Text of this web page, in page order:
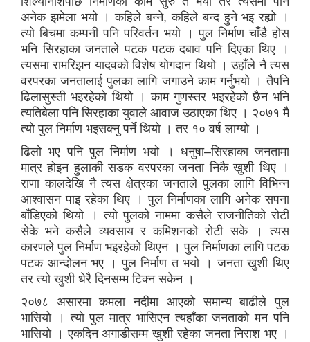
अनेक झमेला भयो । कहिले बन्ने, कहिले बन्द हुने भइ रह्यो ।
त्यो बिचमा कम्पनी पनि परिवर्तन भयो । पुल निर्माण चाँडै होस्
भनि सिरहाका जनताले पटक पटक दबाव पनि दिएका थिए ।
त्यसमा रामरिझन यादवको विशेष योगदान थियो । उहाँले नै त्यस
वरपरका जनतालाई पुलका लागि जगाउने काम गर्नुभयो । तैपनि
ढिलासुस्ती भइरहेको थियो । काम गुणस्तर भइरहेको छैन भनि
त्यतिबेला पनि सिरहाका युवाले आवाज उठाएका थिए । २०७१ मै
त्यो पुल निर्माण भइसक्नु पर्ने थियो । तर १० वर्ष लाग्यो ।
ढिलो भए पनि पुल निर्माण भयो । धनुषा–सिरहाका जनतामा
मात्र होइन हुलाकी सडक वरपरका जनता निकै खुशी थिए ।
राणा कालदेखि नै त्यस क्षेत्रका जनताले पुलका लागि विभिन्न
आश्वासन पाइ रहेका थिए । पुल निर्माणका लागि अनेक सपना
बाँडिएको थियो । त्यो पुलको नाममा कसैले राजनीतिको रोटी
सेके भने कसैले व्यवसाय र कमिशनको रोटी सके । त्यस
कारणले पुल निर्माण भइरहेको थिएन । पुल निर्माणका लागि पटक
पटक आन्दोलन भए । पुल निर्माण त भयो । जनता खुशी थिए
तर त्यो खुशी धेरै दिनसम्म टिक्न सकेन ।
२०७८ असारमा कमला नदीमा आएको समान्य बाढीले पुल
भासियो । त्यो पुल मात्र भासिएन त्यहाँका जनताको मन पनि
भासियो । एकदिन अगाडीसम्म खुशी रहेका जनता निराश भए ।